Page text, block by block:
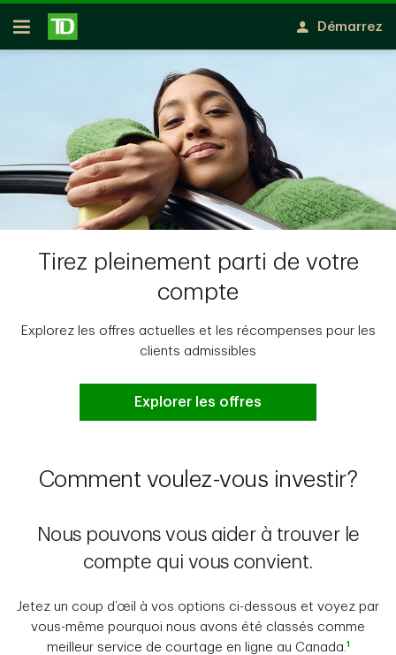
Passer au contenu principal
Ouvert
Démarrez
Tirez pleinement parti de votre
compte
Explorez les offres actuelles et les récompenses pour les
clients admissibles
Explorer les offres
Comment voulez-vous investir?
Nous pouvons vous aider à trouver le
compte qui vous convient.
Jetez un coup d’œil à vos options ci-dessous et voyez par
vous-même pourquoi nous avons été classés comme
meilleur service de courtage en ligne au Canada.1